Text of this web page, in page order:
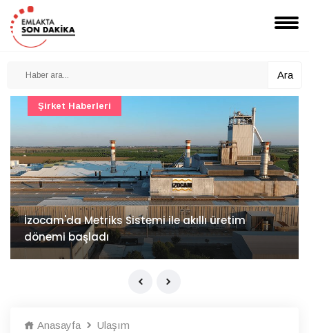
Ara
İzocam'da Metriks Sistemi ile akıllı üretim
dönemi başladı
Şirket Haberleri
Anasayfa
Ulaşım